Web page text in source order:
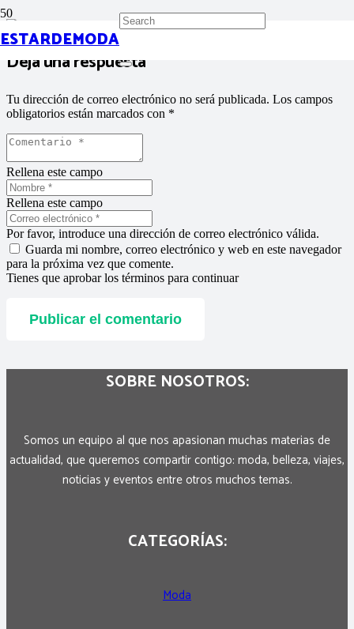
ESTARDEMODA
Deja una respuesta
Tu dirección de correo electrónico no será publicada. Los campos
obligatorios están marcados con *
Rellena este campo
Rellena este campo
Por favor, introduce una dirección de correo electrónico válida.
Guarda mi nombre, correo electrónico y web en este navegador
para la próxima vez que comente.
Tienes que aprobar los términos para continuar
Publicar el comentario
SOBRE NOSOTROS:
Somos un equipo al que nos apasionan muchas materias de
actualidad, que queremos compartir contigo: moda, belleza, viajes,
noticias y eventos entre otros muchos temas.
CATEGORÍAS:
Moda